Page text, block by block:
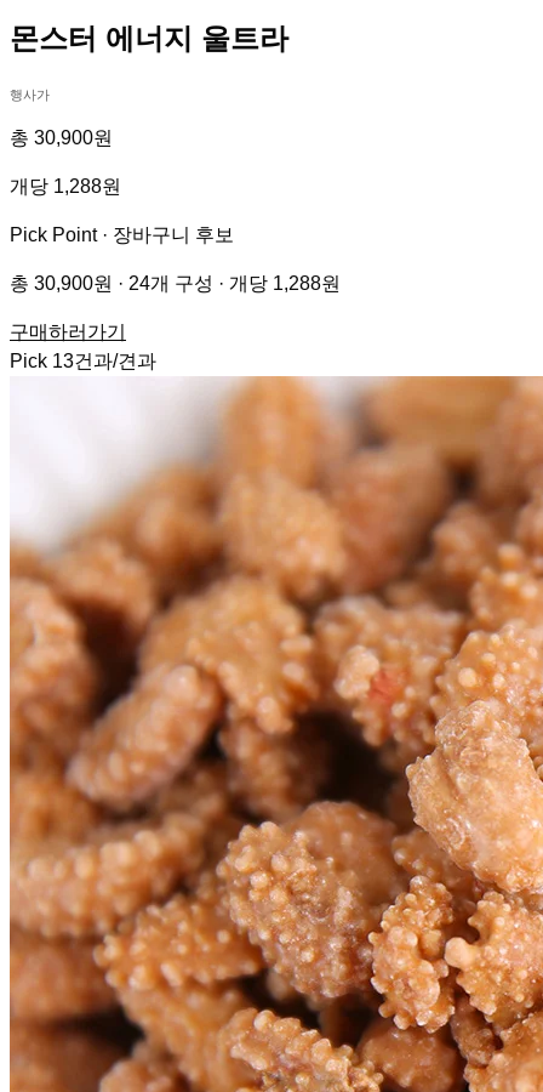
몬스터 에너지 울트라
행사가
총 30,900원
개당 1,288원
Pick Point · 장바구니 후보
총 30,900원 · 24개 구성 · 개당 1,288원
구매하러가기
Pick 13건과/견과